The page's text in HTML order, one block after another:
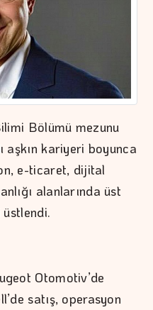
Bölümü mezunu
aşkın kariyeri boyunca
e-ticaret, dijital
alanlarında üst
Otomotiv’de
satış, operasyon